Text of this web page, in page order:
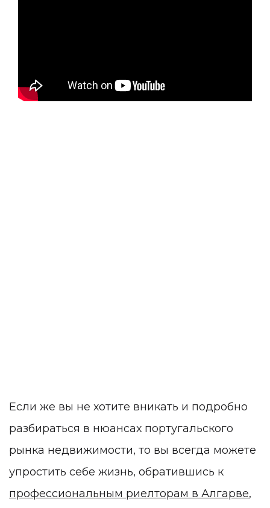
Если же вы не хотите вникать и подробно
разбираться в нюансах португальского
рынка недвижимости, то вы всегда можете
упростить себе жизнь, обратившись к
профессиональным риелторам в Алгарве,